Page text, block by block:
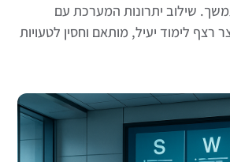
שילוב יתרונות המערכת עם
רצף לימוד יעיל, מותאם וחסין לטעויות